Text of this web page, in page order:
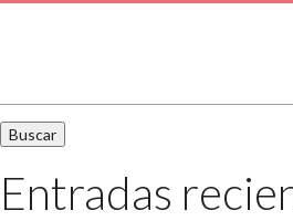
Entradas